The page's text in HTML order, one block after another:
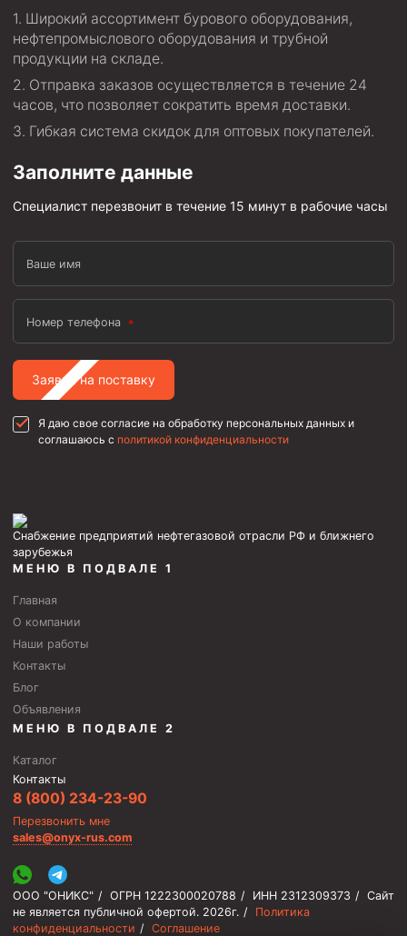
Широкий ассортимент бурового оборудования,
нефтепромыслового оборудования и трубной
продукции на складе.
Отправка заказов осуществляется в течение 24
часов, что позволяет сократить время доставки.
Гибкая система скидок для оптовых покупателей.
Заполните данные
Специалист перезвонит в течение 15 минут в рабочие часы
Ваше имя
Номер телефона
Заявка на поставку
Я даю свое согласие на обработку персональных данных и
соглашаюсь с политикой конфиденциальности
Снабжение предприятий нефтегазовой отрасли РФ и ближнего
зарубежья
МЕНЮ В ПОДВАЛЕ 1
Главная
О компании
Наши работы
Контакты
Блог
Объявления
МЕНЮ В ПОДВАЛЕ 2
Каталог
Контакты
8 (800) 234-23-90
Перезвонить мне
sales@onyx-rus.com
ООО "ОНИКС" / ОГРН 1222300020788 / ИНН 2312309373 / Сайт
не является публичной офертой. 2026г. /
Политика
конфиденциальности / Соглашение